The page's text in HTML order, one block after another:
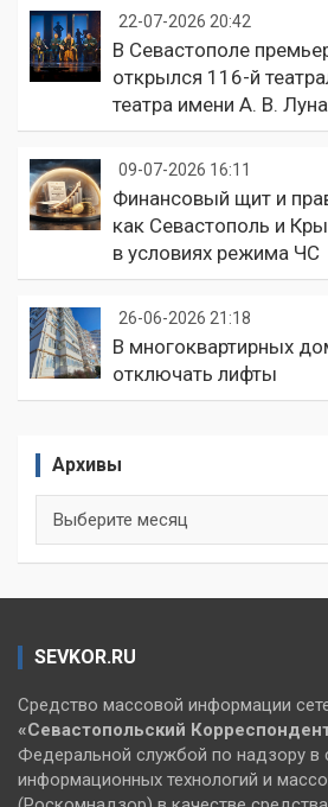
22-07-2026 20:42
В Севастополе
открылся 116-й
театра имени А. В.
09-07-2026 16:11
Финансовый щит и
как Севастополь и
в условиях режима ЧС
26-06-2026 21:18
В многоквартирных
отключать лифты
Архивы
SEVKOR.RU
Средство массовой информации
«Севастопольский
Федеральной службой по надзору в
информационных технологий и